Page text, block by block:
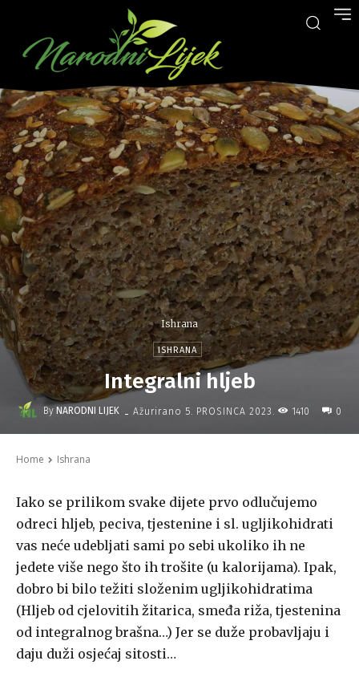
Ishrana
ISHRANA
Integralni hljeb
By NARODNI LIJEK - Ažurirano 5. PROSINCA 2023. 1410 0
Home Ishrana
Iako se prilikom svake dijete prvo odlučujemo
odreci hljeb, peciva, tjestenine i sl. ugljikohidrati
vas neće udebljati sami po sebi ukoliko ih ne
jedete više nego što ih trošite (u kalorijama). Ipak,
dobro bi bilo težiti složenim ugljikohidratima
(Hljeb od cjelovitih žitarica, smeđa riža, tjestenina
od integralnog brašna…) Jer se duže probavljaju i
daju duži osjećaj sitosti…